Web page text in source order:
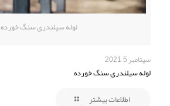
لوله سیلندری سنگ خورده
سپتامبر 5, 2021
لوله سیلندری سنگ خورده
اطلاعات بیشتر